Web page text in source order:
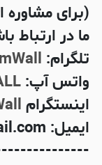
(برای
ما در ارتباط
تلگرام:
واتس آپ:
اینستگرام
ایمیل: Nimwallgroup@gmail.com